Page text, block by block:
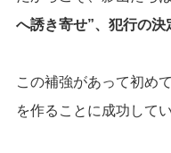
へ誘き寄せ”、犯行の決
この補強があって初めて
を作ることに成功してい